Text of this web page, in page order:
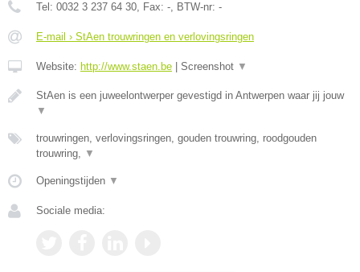
Tel: 0032 3 237 64 30, Fax: -, BTW-nr: -
E-mail › StAen trouwringen en verlovingsringen
Website: http://www.staen.be Screenshot ▼
StAen is een juweelontwerper gevestigd in Antwerpen waar jij jouw
▼
trouwringen, verlovingsringen, gouden trouwring, roodgouden
trouwring, ▼
Openingstijden ▼
Sociale media: